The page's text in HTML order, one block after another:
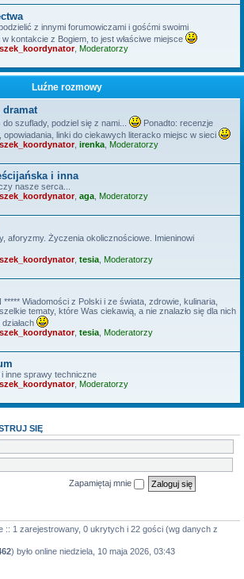
z innymi forumowiczami i gośćmi swoimi
kontakcie z Bogiem, to jest właściwe miejsce
, Moderatorzy
Luźne rozmowy
dramat
szuflady, podziel się z nami...
Ponadto: recenzje
linki do ciekawych literacko miejsc w sieci
, irenka Moderatorzy
i inna
nasze serca...
, aga Moderatorzy
aforyzmy. Życzenia okolicznościowe. Imieninowi
, tesia Moderatorzy
***** Wiadomości z Polski i ze świata, zdrowie, kulinaria,
tematy, które Was ciekawią, a nie znalazło się dla nich
, tesia Moderatorzy
i inne sprawy techniczne
, Moderatorzy
SIĘ
Zapamiętaj mnie
:: 1 zarejestrowany, 0 ukrytych i 22 gości (wg danych z
) było online niedziela, 10 maja 2026, 03:43